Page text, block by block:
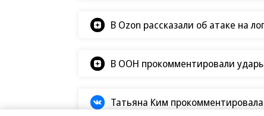
В Ozon рассказали об атаке на
В ООН прокомментировали
Татьяна Ким